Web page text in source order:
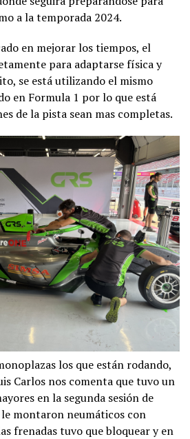
a la temporada 2024.
en mejorar los tiempos, el
para adaptarse física y
se está utilizando el mismo
en Formula 1 por lo que está
de la pista sean mas completas.
los que están rodando,
Carlos nos comenta que tuvo un
en la segunda sesión de
montaron neumáticos con
frenadas tuvo que bloquear y en